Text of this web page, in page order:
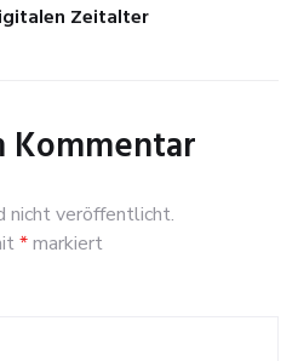
Zeitalter
Kommentar
nicht veröffentlicht.
*markiert